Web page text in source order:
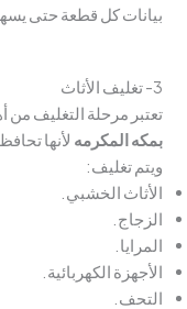
بيانات كل قطعة حتى يسهل
3- تغليف الأثاث
تعتبر مرحلة التغليف
بمكه المكرمه لأنها
ويتم تغليف:
الأثاث الخشبي.
الزجاج.
المرايا.
الأجهزة الكهربائية.
التحف.